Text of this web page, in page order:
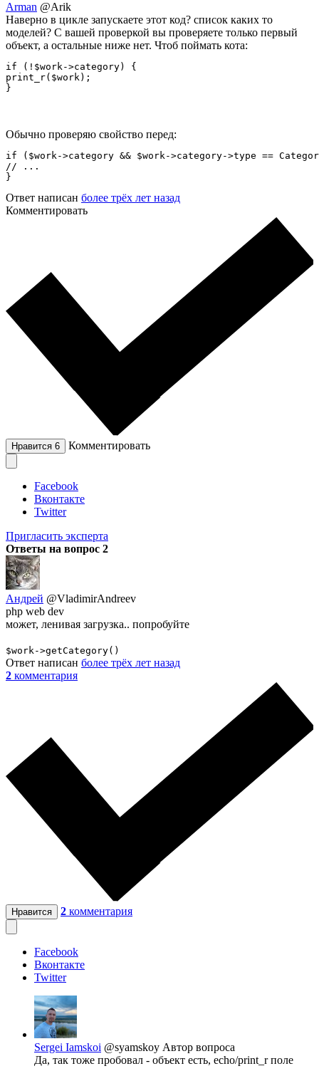
Arman @Arik
Наверно в цикле запускаете этот код? список каких то
моделей? С вашей проверкой вы проверяете только первый
объект, а остальные ниже нет. Чтоб поймать кота:
if (!$work->category) {
print_r($work);
}
Обычно проверяю свойство перед:
if ($work->category && $work->category->type ==
// ...
}
Ответ написан более трёх лет назад
Комментировать
Нравится 6 Комментировать
Facebook
Вконтакте
Twitter
Пригласить эксперта
Ответы на вопрос 2
Андрей @VladimirAndreev
php web dev
может, ленивая загрузка.. попробуйте
$work->getCategory()
Ответ написан более трёх лет назад
2 комментария
Нравится 2 комментария
Facebook
Вконтакте
Twitter
Sergei Iamskoi @syamskoy Автор вопроса
Да, так тоже пробовал - объект есть, echo/print_r поле